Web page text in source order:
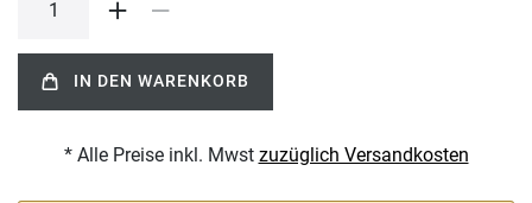
IN DEN WARENKORB
* Alle Preise inkl. Mwst zuzüglich Versandkosten